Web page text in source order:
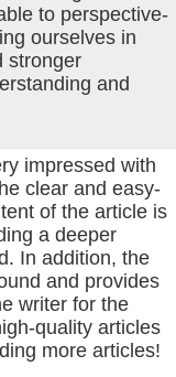
to perspective-
ourselves in
stronger
and
impressed with
clear and easy-
of the article is
a deeper
In addition, the
and provides
writer for the
quality articles
more articles!